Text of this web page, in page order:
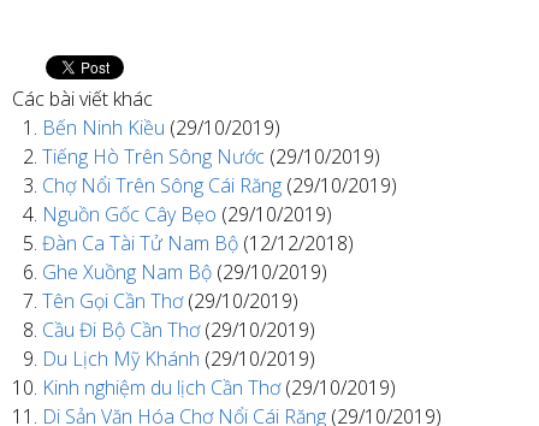
Các bài viết khác
Bến Ninh Kiều (29/10/2019)
Tiếng Hò Trên Sông Nước (29/10/2019)
Chợ Nổi Trên Sông Cái Răng (29/10/2019)
Nguồn Gốc Cây Bẹo (29/10/2019)
Đàn Ca Tài Tử Nam Bộ (12/12/2018)
Ghe Xuồng Nam Bộ (29/10/2019)
Tên Gọi Cần Thơ(29/10/2019)
Cầu Đi Bộ Cần Thơ(29/10/2019)
Du Lịch Mỹ Khánh (29/10/2019)
Kinh nghiệm du lịch Cần Thơ(29/10/2019)
Di Sản Văn Hóa Chơ Nổi Cái Răng (29/10/2019)